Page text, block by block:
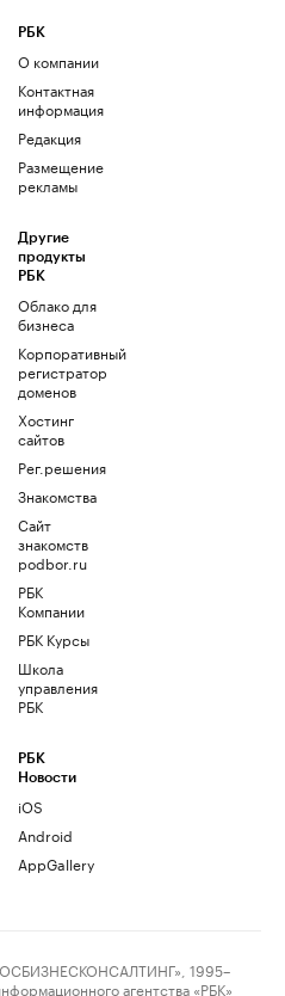
РБК
О компании
Контактная
информация
Редакция
Размещение
рекламы
Другие
продукты
РБК
Облако для
бизнеса
Корпоративный
регистратор
доменов
Хостинг
сайтов
Рег.решения
Знакомства
Сайт
знакомств
podbor.ru
РБК
Компании
РБК Курсы
Школа
управления
РБК
РБК
Новости
iOS
Android
AppGallery
1995–
агентства «РБК»